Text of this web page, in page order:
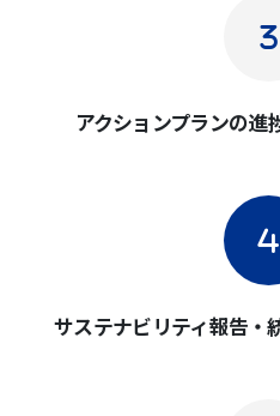
アクションプランの進
サステナビリティ報告・